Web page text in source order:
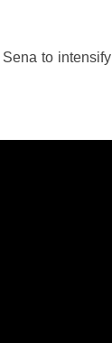
to intensify